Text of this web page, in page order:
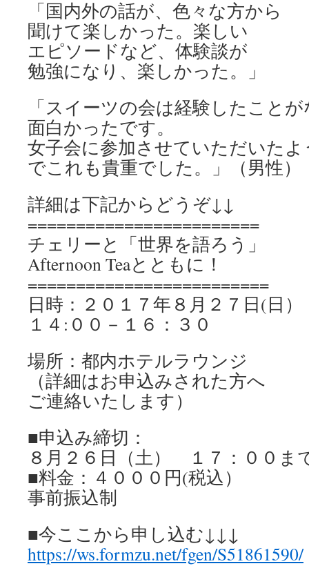
「国内外の話が、色々な方から
聞けて楽しかった。楽しい
エピソードなど、体験談が
勉強になり、楽しかった。」
「スイーツの会は経験したこと
面白かったです。
女子会に参加させていただいたよ
でこれも貴重でした。」（男性）
詳細は下記からどうぞ↓↓
========================
チェリーと「世界を語ろう」
Afternoon Teaとともに！
=========================
日時：２０１７年８月２７日(日）
１４:００－１６：３０
場所：都内ホテルラウンジ
（詳細はお申込みされた方へ
ご連絡いたします）
■申込み締切：
８月２６日（土） １７：００ま
■料金：４０００円(税込）
事前振込制
■今ここから申し込む↓↓↓
https://ws.formzu.net/fgen/S51861590/